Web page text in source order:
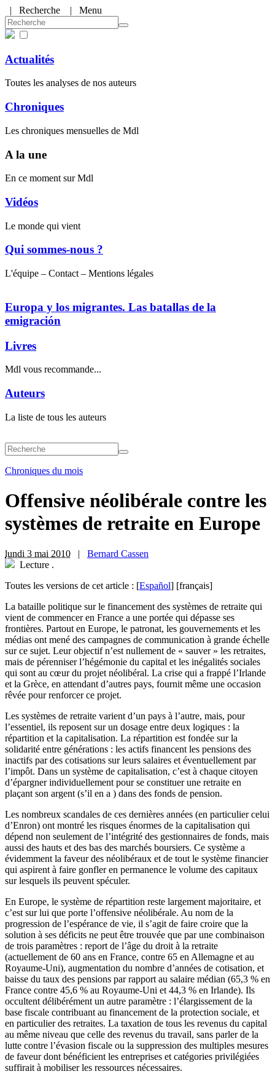
| Recherche | Menu
Actualités
Toutes les analyses de nos auteurs
Chroniques
Les chroniques mensuelles de Mdl
A la une
En ce moment sur Mdl
Vidéos
Le monde qui vient
Qui sommes-nous ?
L'équipe – Contact – Mentions légales
Europa y los migrantes. Las batallas de la
emigración
Livres
Mdl vous recommande...
Auteurs
La liste de tous les auteurs
Chroniques du mois
Offensive néolibérale contre les
systèmes de retraite en Europe
lundi 3 mai 2010 | Bernard Cassen
Lecture .
Toutes les versions de cet article : [Español] [français]
La bataille politique sur le financement des systèmes de retraite qui
vient de commencer en France a une portée qui dépasse ses
frontières. Partout en Europe, le patronat, les gouvernements et les
médias ont mené des campagnes de communication à grande échelle
sur ce sujet. Leur objectif n’est nullement de « sauver » les retraites,
mais de pérenniser l’hégémonie du capital et les inégalités sociales
qui sont au cœur du projet néolibéral. La crise qui a frappé l’Irlande
et la Grèce, en attendant d’autres pays, fournit même une occasion
rêvée pour renforcer ce projet.
Les systèmes de retraite varient d’un pays à l’autre, mais, pour
l’essentiel, ils reposent sur un dosage entre deux logiques : la
répartition et la capitalisation. La répartition est fondée sur la
solidarité entre générations : les actifs financent les pensions des
inactifs par des cotisations sur leurs salaires et éventuellement par
l’impôt. Dans un système de capitalisation, c’est à chaque citoyen
d’épargner individuellement pour se constituer une retraite en
plaçant son argent (s’il en a ) dans des fonds de pension.
Les nombreux scandales de ces dernières années (en particulier celui
d’Enron) ont montré les risques énormes de la capitalisation qui
dépend non seulement de l’intégrité des gestionnaires de fonds, mais
aussi des hauts et des bas des marchés boursiers. Ce système a
évidemment la faveur des néolibéraux et de tout le système financier
qui aspirent à faire gonfler en permanence le volume des capitaux
sur lesquels ils peuvent spéculer.
En Europe, le système de répartition reste largement majoritaire, et
c’est sur lui que porte l’offensive néolibérale. Au nom de la
progression de l’espérance de vie, il s’agit de faire croire que la
solution à ses déficits ne peut être trouvée que par une combinaison
de trois paramètres : report de l’âge du droit à la retraite
(actuellement de 60 ans en France, contre 65 en Allemagne et au
Royaume-Uni), augmentation du nombre d’années de cotisation, et
baisse du taux des pensions par rapport au salaire médian (65,3 % en
France contre 45,6 % au Royaume-Uni et 44,3 % en Irlande). Ils
occultent délibérément un autre paramètre : l’élargissement de la
base fiscale contribuant au financement de la protection sociale, et
en particulier des retraites. La taxation de tous les revenus du capital
au même niveau que celle des revenus du travail, sans parler de la
lutte contre l’évasion fiscale ou la suppression des multiples mesures
de faveur dont bénéficient les entreprises et catégories privilégiées
suffirait à mobiliser les ressources nécessaires.